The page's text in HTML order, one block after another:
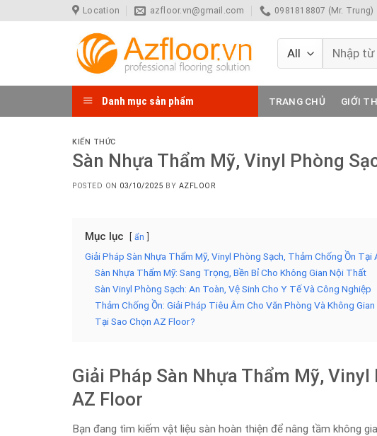
to
Location azfloor.vn@gmail.com 0981818807 (Mr. Trung)
Tìm
kiếm:
Danh mục sản phẩm TRANG CHỦ GIỚI
KIẾN THỨC
Sàn Nhựa Thẩm Mỹ, Vinyl Phòng
POSTED ON 03/10/2025 BY AZFLOOR
Mục lục ẩn
Giải Pháp Sàn Nhựa Thẩm Mỹ, Vinyl Phòng Sạch, Thảm Chống Ồn Tại
Sàn Nhựa Thẩm Mỹ: Sang Trọng, Bền Bỉ Cho Không Gian Nội Thất
Sàn Vinyl Phòng Sạch: An Toàn, Vệ Sinh Cho Y Tế Và Công Nghiệp
Thảm Chống Ồn: Giải Pháp Tiêu Âm Cho Văn Phòng Và Không
Tại Sao Chọn AZ Floor?
Giải Pháp Sàn Nhựa Thẩm Mỹ,
AZ Floor
Bạn đang tìm kiếm vật liệu sàn hoàn thiện để nâng tầm không